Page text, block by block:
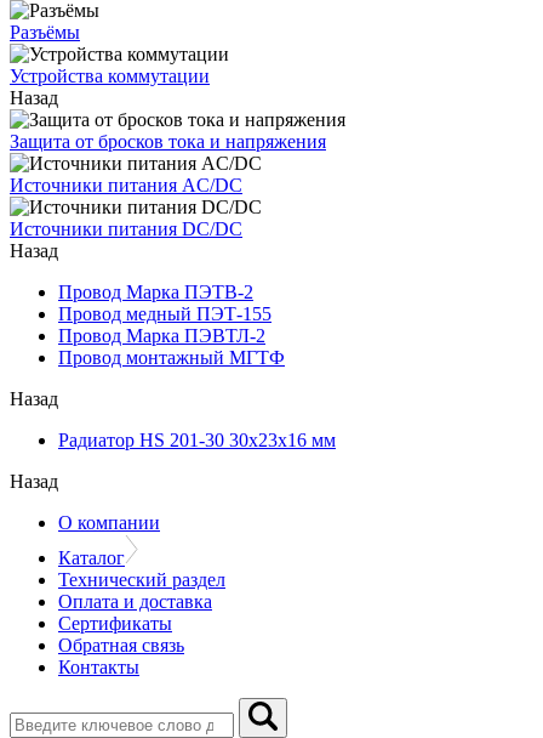
Разъёмы
Устройства коммутации
Назад
Защита от бросков тока и напряжения
Источники питания AC/DC
Источники питания DC/DC
Назад
Провод Марка ПЭТВ-2
Провод медный ПЭТ-155
Провод Марка ПЭВТЛ-2
Провод монтажный МГТФ
Назад
Радиатор HS 201-30 30х23х16 мм
Назад
О компании
Каталог
Технический раздел
Оплата и доставка
Сертификаты
Обратная связь
Контакты